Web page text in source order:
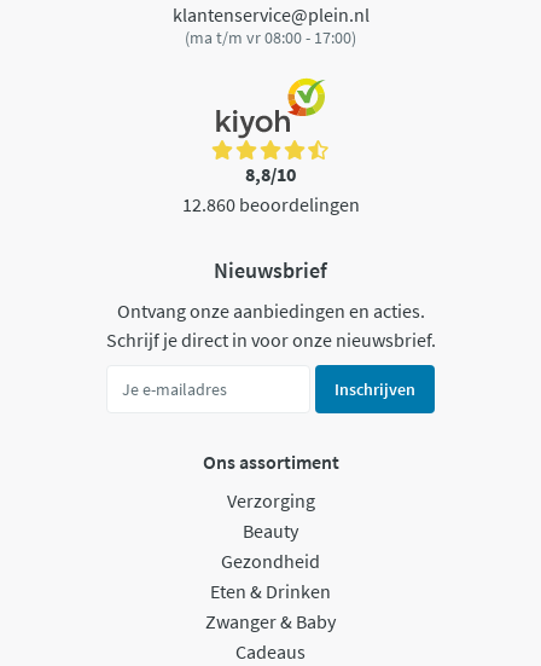
klantenservice@plein.nl
(ma t/m vr 08:00 - 17:00)
8,8/10
12.860 beoordelingen
Nieuwsbrief
Ontvang onze aanbiedingen en acties.
Schrijf je direct in voor onze nieuwsbrief.
Inschrijven
Ons assortiment
Verzorging
Beauty
Gezondheid
Eten & Drinken
Zwanger & Baby
Cadeaus